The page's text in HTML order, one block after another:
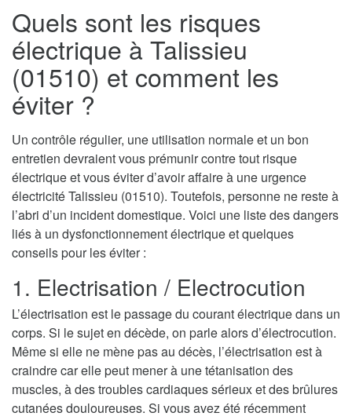
Quels sont les risques
électrique à Talissieu
(01510) et comment les
éviter ?
Un contrôle régulier, une utilisation normale et un bon
entretien devraient vous prémunir contre tout risque
électrique et vous éviter d’avoir affaire à une urgence
électricité Talissieu (01510). Toutefois, personne ne reste à
l’abri d’un incident domestique. Voici une liste des dangers
liés à un dysfonctionnement électrique et quelques
conseils pour les éviter :
1. Electrisation / Electrocution
L’électrisation est le passage du courant électrique dans un
corps. Si le sujet en décède, on parle alors d’électrocution.
Même si elle ne mène pas au décès, l’électrisation est à
craindre car elle peut mener à une tétanisation des
muscles, à des troubles cardiaques sérieux et des brûlures
cutanées douloureuses. Si vous avez été récemment